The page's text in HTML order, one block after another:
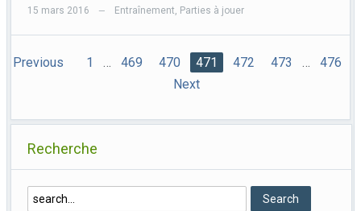
15 mars 2016 — Entraînement, Parties à jouer
Previous 1 … 469 470 471 472 473 …
476
Next
Recherche